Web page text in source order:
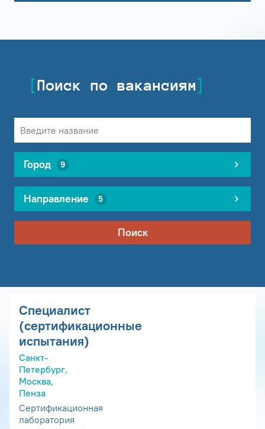
Поиск по вакансиям
Город 9
Направление 5
Поиск
Специалист
(сертификационные
испытания)
Санкт-
Петербург,
Москва,
Пенза
Сертификационная
лаборатория